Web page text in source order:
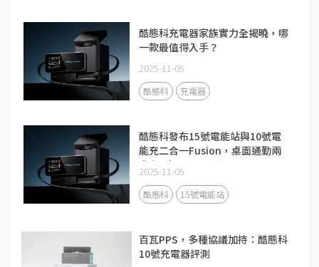
酷態科充電器家族實力全揭曉，哪
一款最值得入手？
2025-11-05
酷態科 充電器
酷態科發布15號電能站與10號電
能充二合一Fusion，桌面通勤兩
大充電場景全面升級
2025-11-05
酷態科 15號電能站
百瓦PPS，多種協議加持：酷態科
10號充電器評測